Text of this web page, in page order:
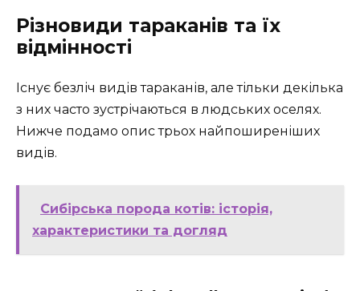
Різновиди тараканів та їх
відмінності
Існує безліч видів тараканів, але тільки декілька
з них часто зустрічаються в людських оселях.
Нижче подамо опис трьох найпоширеніших
видів.
Сибірська порода котів: історія,
характеристики та догляд